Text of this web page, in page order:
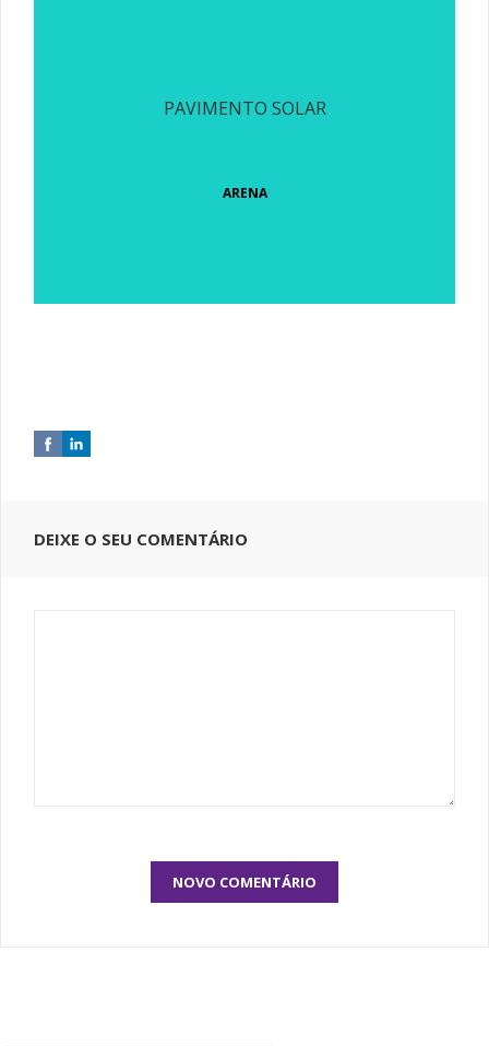
PAVIMENTO SOLAR
ARENA
DEIXE O SEU COMENTÁRIO